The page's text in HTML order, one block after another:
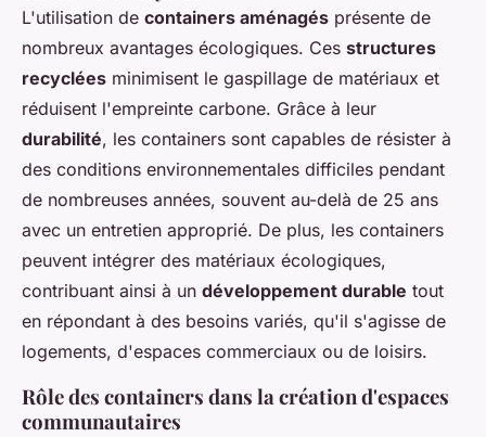
L'utilisation de containers aménagés présente de
nombreux avantages écologiques. Ces structures
recyclées minimisent le gaspillage de matériaux et
réduisent l'empreinte carbone. Grâce à leur
durabilité, les containers sont capables de résister à
des conditions environnementales difficiles pendant
de nombreuses années, souvent au-delà de 25 ans
avec un entretien approprié. De plus, les containers
peuvent intégrer des matériaux écologiques,
contribuant ainsi à un développement durable tout
en répondant à des besoins variés, qu'il s'agisse de
logements, d'espaces commerciaux ou de loisirs.
Rôle des containers dans la création d'espaces
communautaires